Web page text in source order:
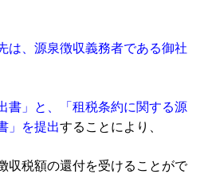
は、源泉徴収義務者である御社
書」と、「租税条約に関する源
」を提出することにより、
収税額の還付を受けることがで